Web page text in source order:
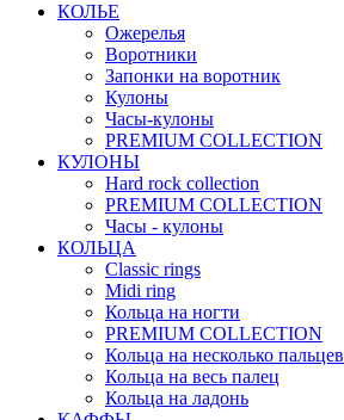
КОЛЬЕ
Ожерелья
Воротники
Запонки на воротник
Кулоны
Часы-кулоны
PREMIUM COLLECTION
КУЛОНЫ
Hard rock collection
PREMIUM COLLECTION
Часы - кулоны
КОЛЬЦА
Classic rings
Midi ring
Кольца на ногти
PREMIUM COLLECTION
Кольца на несколько пальцев
Кольца на весь палец
Кольца на ладонь